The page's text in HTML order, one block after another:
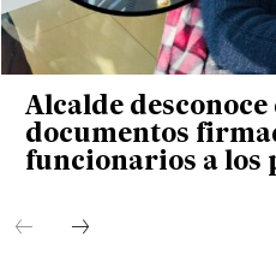
Alcalde desconoce
documentos
funcionarios a los